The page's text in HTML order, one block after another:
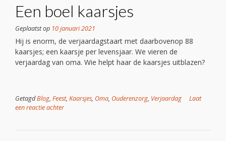
Een boel kaarsjes
Geplaatst op 10 januari 2021
Hij is enorm, de verjaardagstaart met daarbovenop 88
kaarsjes; een kaarsje per levensjaar. We vieren de
verjaardag van oma. Wie helpt haar de kaarsjes uitblazen?
GetagdBlog, Feest, Kaarsjes, Oma, Ouderenzorg, Verjaardag
Laat
een reactie achter